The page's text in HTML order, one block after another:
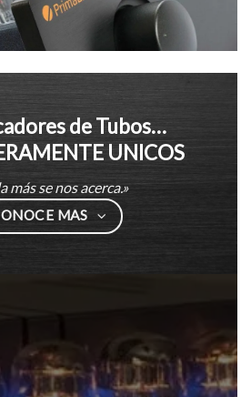
de Tubos…
UNICOS
más se nos acerca.»
MAS